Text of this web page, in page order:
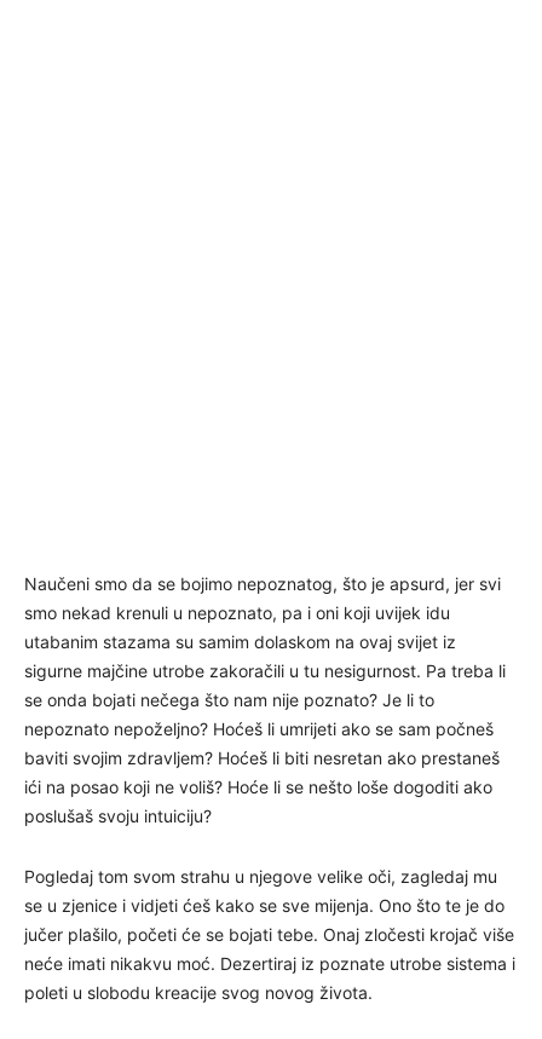
Naučeni smo da se bojimo nepoznatog, što je apsurd, jer svi
smo nekad krenuli u nepoznato, pa i oni koji uvijek idu
utabanim stazama su samim dolaskom na ovaj svijet iz
sigurne majčine utrobe zakoračili u tu nesigurnost. Pa treba li
se onda bojati nečega što nam nije poznato? Je li to
nepoznato nepoželjno? Hoćeš li umrijeti ako se sam počneš
baviti svojim zdravljem? Hoćeš li biti nesretan ako prestaneš
ići na posao koji ne voliš? Hoće li se nešto loše dogoditi ako
poslušaš svoju intuiciju?
Pogledaj tom svom strahu u njegove velike oči, zagledaj mu
se u zjenice i vidjeti ćeš kako se sve mijenja. Ono što te je do
jučer plašilo, početi će se bojati tebe. Onaj zločesti krojač više
neće imati nikakvu moć. Dezertiraj iz poznate utrobe sistema i
poleti u slobodu kreacije svog novog života.